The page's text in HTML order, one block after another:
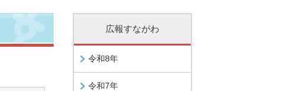
広報すながわ
令和8年
令和7年